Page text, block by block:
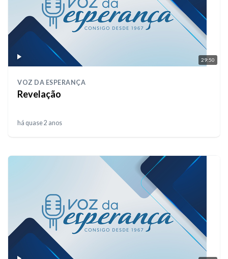
29:50
VOZ DA ESPERANÇA
Revelação
há quase 2 anos